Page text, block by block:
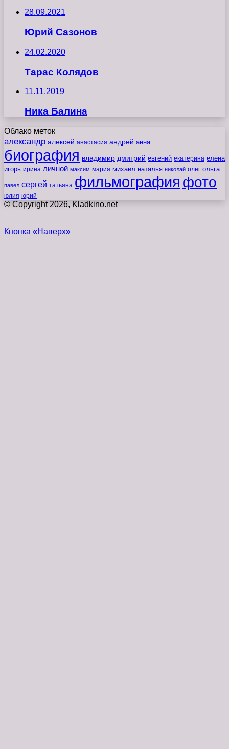
28.09.2021
Юрий Сазонов
24.02.2020
Тарас Колядов
11.11.2019
Ника Балина
Облако меток
александр алексей анастасия андрей анна
биография владимир дмитрий евгений екатерина елена
игорь ирина личной максим мария михаил наталья николай олег ольга
павел сергей татьяна фильмография фото
юлия юрий
© Copyright 2026, Kladkino.net
Кнопка «Наверх»